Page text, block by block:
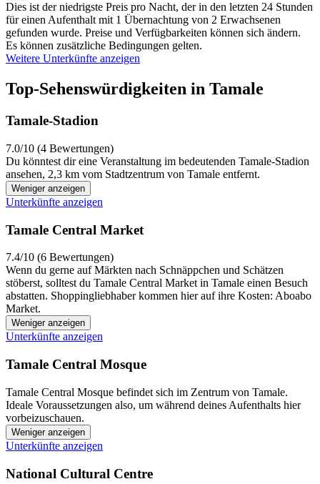
Dies ist der niedrigste Preis pro Nacht, der in den letzten 24 Stunden
für einen Aufenthalt mit 1 Übernachtung von 2 Erwachsenen
gefunden wurde. Preise und Verfügbarkeiten können sich ändern.
Es können zusätzliche Bedingungen gelten.
Weitere Unterkünfte anzeigen
Top-Sehenswürdigkeiten in Tamale
Tamale-Stadion
7.0/10 (4 Bewertungen)
Du könntest dir eine Veranstaltung im bedeutenden Tamale-Stadion
ansehen, 2,3 km vom Stadtzentrum von Tamale entfernt.
Weniger anzeigen
Unterkünfte anzeigen
Tamale Central Market
7.4/10 (6 Bewertungen)
Wenn du gerne auf Märkten nach Schnäppchen und Schätzen
stöberst, solltest du Tamale Central Market in Tamale einen Besuch
abstatten. Shoppingliebhaber kommen hier auf ihre Kosten: Aboabo
Market.
Weniger anzeigen
Unterkünfte anzeigen
Tamale Central Mosque
Tamale Central Mosque befindet sich im Zentrum von Tamale.
Ideale Voraussetzungen also, um während deines Aufenthalts hier
vorbeizuschauen.
Weniger anzeigen
Unterkünfte anzeigen
National Cultural Centre